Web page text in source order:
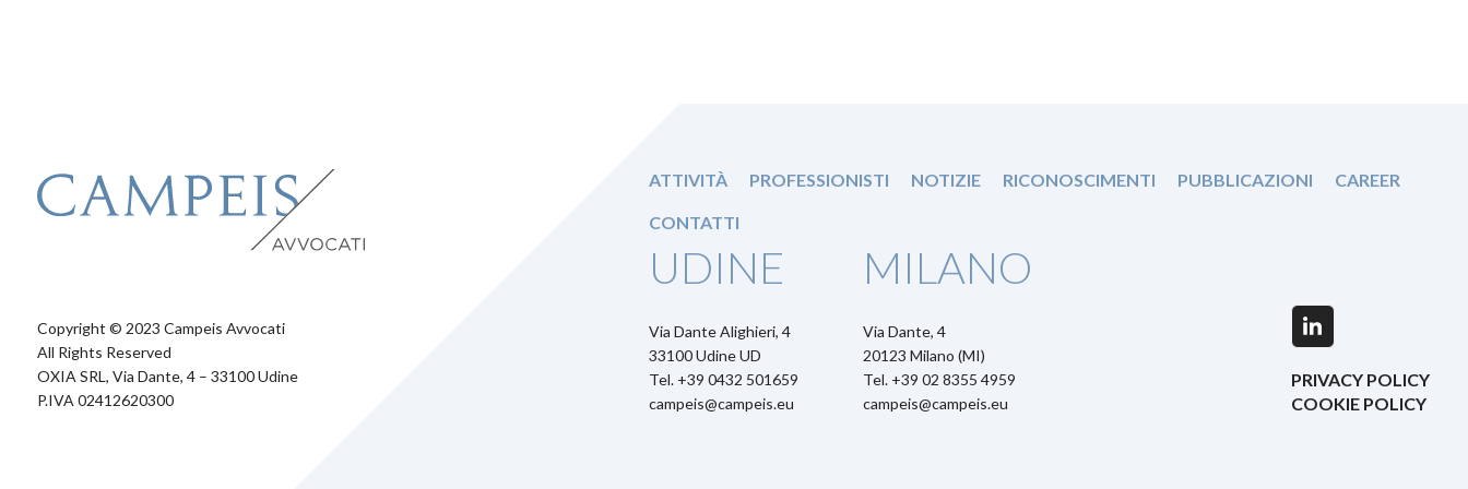
Copyright © 2023 Campeis Avvocati
All Rights Reserved
OXIA SRL, Via Dante, 4 – 33100 Udine
P.IVA 02412620300
ATTIVITÀ PROFESSIONISTI NOTIZIE RICONOSCIMENTI PUBBLICAZIONI CAREER
CONTATTI
UDINE
Via Dante Alighieri, 4
33100 Udine UD
Tel. +39 0432 501659
campeis@campeis.eu
MILANO
Via Dante, 4
20123 Milano (MI)
Tel. +39 02 8355 4959
campeis@campeis.eu
LinkedIn
PRIVACY POLICY
COOKIE POLICY